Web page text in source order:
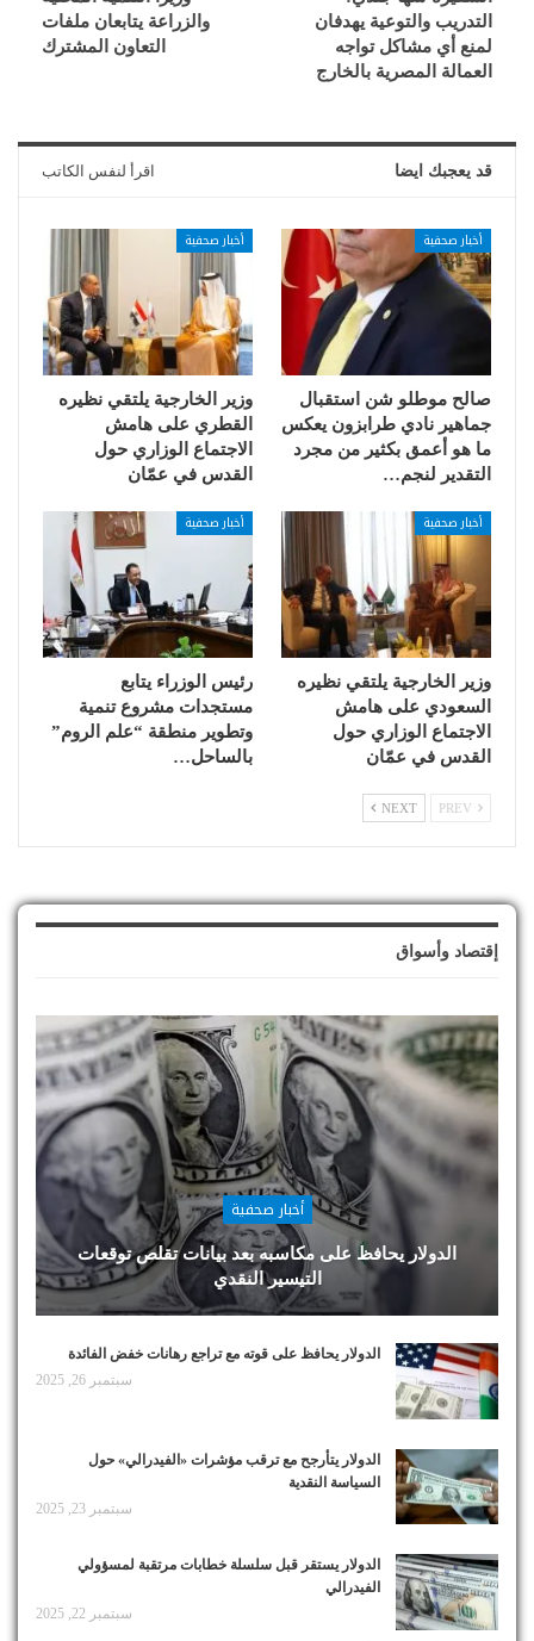
التدريب والتوعية يهدفان
لمنع أي مشاكل تواجه
العمالة المصرية بالخارج
والزراعة يتابعان ملفات
التعاون المشترك
قد يعجبك ايضا اقرأ لنفس الكاتب
أخبار صحفية
صالح موطلو شن استقبال
جماهير نادي طرابزون يعكس
ما هو أعمق بكثير من مجرد
التقدير لنجم…
أخبار صحفية
وزير الخارجية يلتقي نظيره
القطري على هامش
الاجتماع الوزاري حول
القدس في عمّان
أخبار صحفية
وزير الخارجية يلتقي نظيره
السعودي على هامش
الاجتماع الوزاري حول
القدس في عمّان
أخبار صحفية
رئيس الوزراء يتابع
مستجدات مشروع تنمية
وتطوير منطقة “علم الروم”
بالساحل…
NEXT
إقتصاد وأسواق
أخبار صحفية
الدولار يحافظ على مكاسبه بعد بيانات تقلص توقعات
التيسير النقدي
الدولار يحافظ على قوته مع تراجع رهانات خفض الفائدة
سبتمبر 26, 2025
الدولار يتأرجح مع ترقب مؤشرات «الفيدرالي» حول
السياسة النقدية
سبتمبر 23, 2025
الدولار يستقر قبل سلسلة خطابات مرتقبة لمسؤولي
الفيدرالي
سبتمبر 22, 2025